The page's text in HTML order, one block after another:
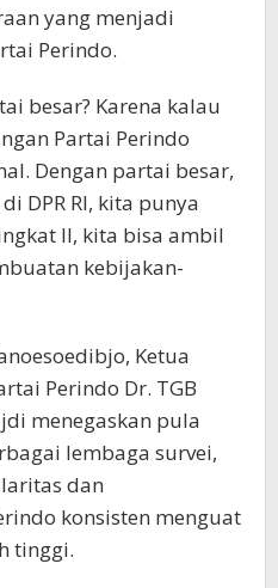
yang menjadi
Perindo.
besar? Karena kalau
Partai Perindo
Dengan partai besar,
DPR RI, kita punya
II, kita bisa ambil
kebijakan-
Ketua
Perindo Dr. TGB
menegaskan pula
lembaga survei,
dan
konsisten menguat
tinggi.